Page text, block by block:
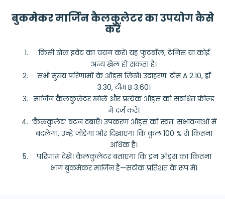
बुकमेकर मार्जिन कैलकुलेटर का उपयोग कैसे
करें
किसी खेल इवेंट का चयन करें। यह फुटबॉल, टेनिस या कोई
अन्य खेल हो सकता है।
सभी मुख्य परिणामों के ऑड्स लिखें। उदाहरण: टीम A 2.10, ड्रॉ
3.30, टीम B 3.60।
मार्जिन कैलकुलेटर खोलें और प्रत्येक ऑड्स को संबंधित फ़ील्ड
में दर्ज करें।
‘कैलकुलेट’ बटन दबाएँ। उपकरण ऑड्स को स्वतः संभावनाओं में
बदलेगा, उन्हें जोड़ेगा और दिखाएगा कि कुल 100 % से कितना
अधिक है।
परिणाम देखें। कैलकुलेटर बताएगा कि इन ऑड्स का कितना
भाग बुकमेकर मार्जिन है—सटीक प्रतिशत के रूप में।